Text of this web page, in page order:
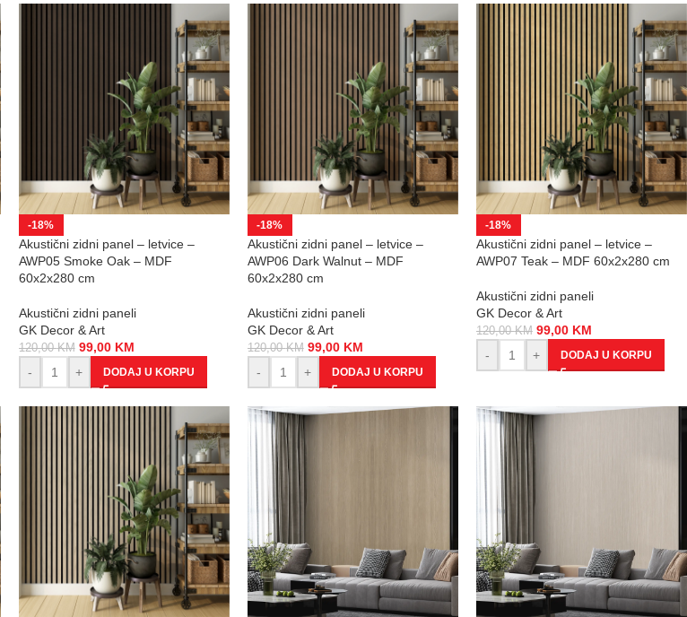
-18%
Akustični zidni panel – letvice –
AWP05 Smoke Oak – MDF
60x2x280 cm
Akustični zidni paneli
GK Decor & Art
120,00KM 99,00 KM
-
+ DODAJ U KORPU
-18%
Akustični zidni panel – letvice –
AWP06 Dark Walnut – MDF
60x2x280 cm
Akustični zidni paneli
GK Decor & Art
120,00KM 99,00 KM
-
+ DODAJ U KORPU
-18%
Akustični zidni panel – letvice –
AWP07 Teak – MDF 60x2x280 cm
Akustični zidni paneli
GK Decor & Art
120,00KM 99,00 KM
-
+ DODAJ U KORPU